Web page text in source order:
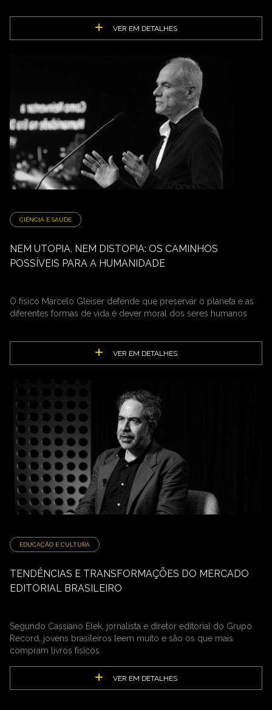
VER EM DETALHES
CIÊNCIA E SAÚDE
NEM UTOPIA, NEM DISTOPIA: OS CAMINHOS
POSSÍVEIS PARA A HUMANIDADE
O físico Marcelo Gleiser defende que preservar o planeta e as
diferentes formas de vida é dever moral dos seres humanos
VER EM DETALHES
EDUCAÇÃO E CULTURA
TENDÊNCIAS E TRANSFORMAÇÕES DO MERCADO
EDITORIAL BRASILEIRO
Segundo Cassiano Elek, jornalista e diretor editorial do Grupo
Record, jovens brasileiros leem muito e são os que mais
compram livros físicos
VER EM DETALHES